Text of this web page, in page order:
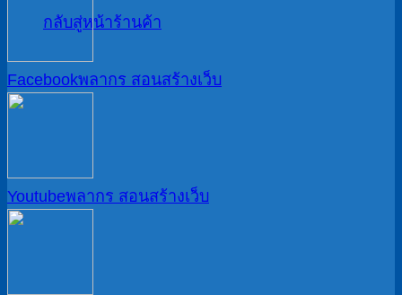
กลับสู่หน้าร้านค้า
Facebookพลากร สอนสร้างเว็บ
Youtubeพลากร สอนสร้างเว็บ